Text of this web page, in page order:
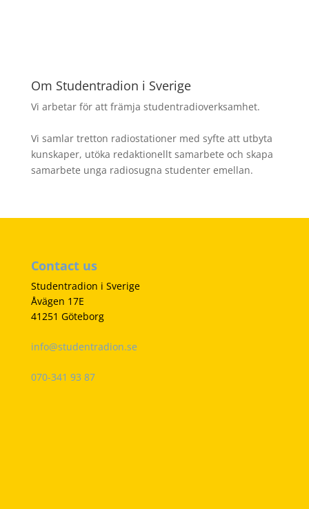
Om Studentradion i Sverige
Vi arbetar för att främja studentradioverksamhet.
Vi samlar tretton radiostationer med syfte att utbyta
kunskaper, utöka redaktionellt samarbete och skapa
samarbete unga radiosugna studenter emellan.
Contact us
Studentradion i Sverige
Åvägen 17E
41251 Göteborg
info@studentradion.se
070-341 93 87